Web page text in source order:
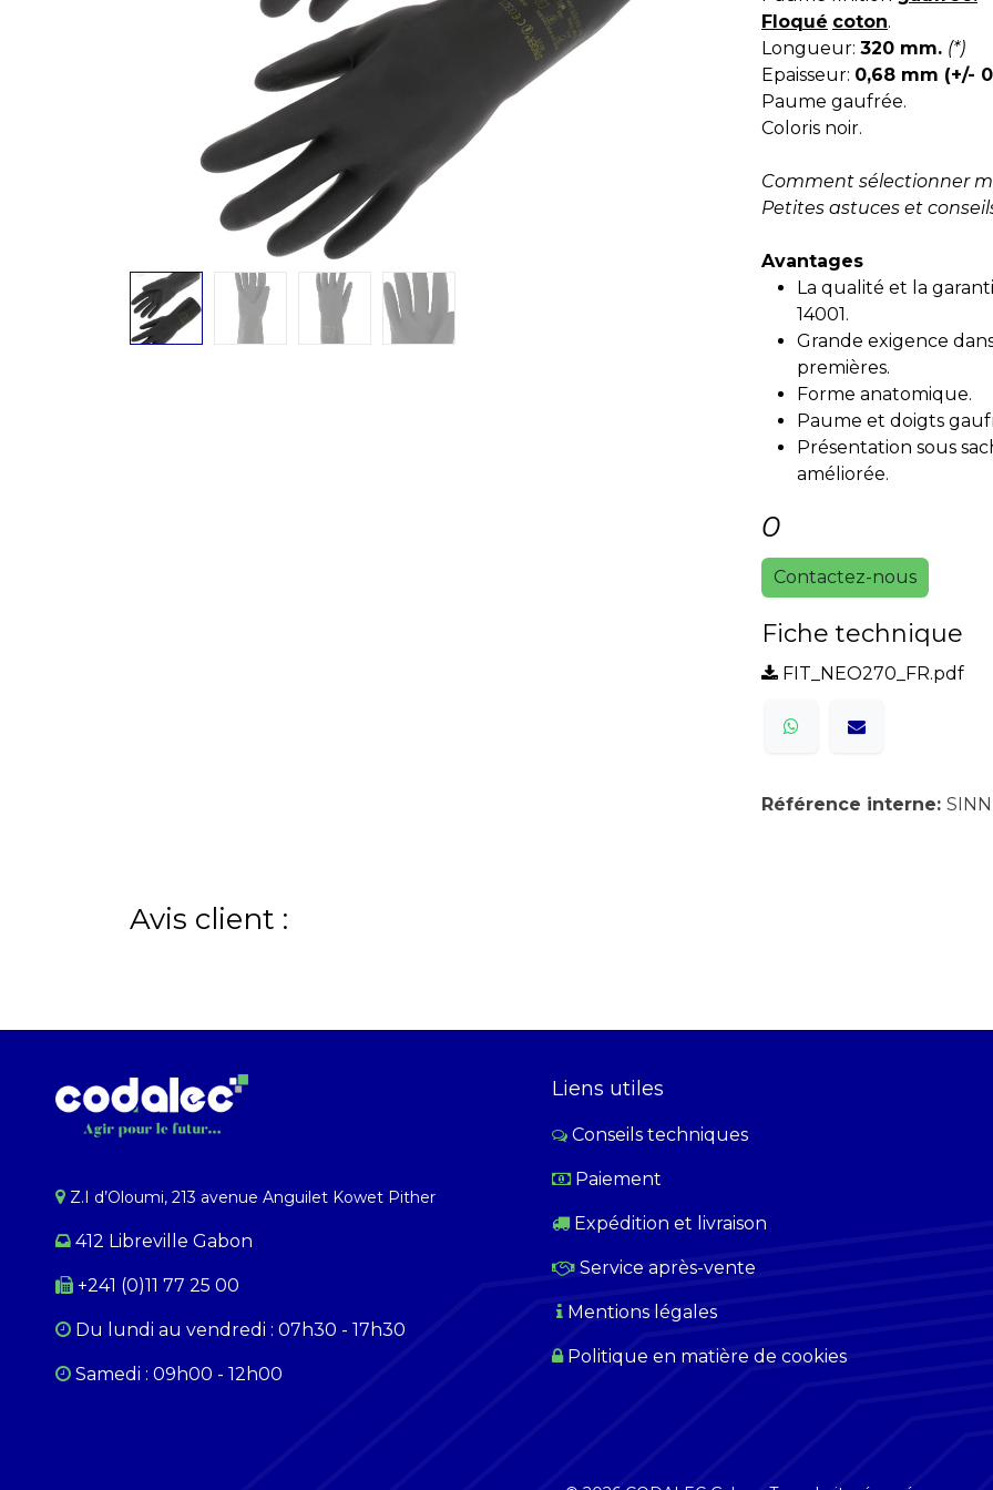
Floqué coton.
Longueur: 320 mm. (*)
Epaisseur: 0,68 mm (+/-
Paume gaufrée.
Coloris noir.
Comment sélectionner
Petites astuces et
Avantages
La qualité et la
14001.
Grande exigence
premières.
Forme anatomique.
Paume et doigts
Présentation sous
améliorée.
0
Contactez-nous
Fiche technique
FIT_NEO270_FR.pdf
Référence interne:
Avis client :
Z.I d’Oloumi, 213 avenue Anguilet Kowet Pither​
412 Libreville Gabon
+241 (0)11 77 25 00
Du lundi au ​​vendredi : 07h30 - 17h30
Samedi : 09h00 - 12h00
Liens utiles
Conseils techniques
Paiement
Expédition et livraison
Service après-vente
Mentions légales
Politique en matière de cookies